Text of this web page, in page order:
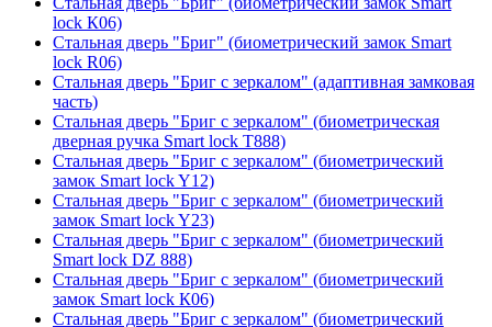
lock К06)
Стальная дверь "Бриг" (биометрический замок Smart
lock R06)
Стальная дверь "Бриг с зеркалом" (адаптивная замковая
часть)
Стальная дверь "Бриг с зеркалом" (биометрическая
дверная ручка Smart lock T888)
Стальная дверь "Бриг с зеркалом" (биометрический
замок Smart lock Y12)
Стальная дверь "Бриг с зеркалом" (биометрический
замок Smart lock Y23)
Стальная дверь "Бриг с зеркалом" (биометрический
Smart lock DZ 888)
Стальная дверь "Бриг с зеркалом" (биометрический
замок Smart lock К06)
Стальная дверь "Бриг с зеркалом" (биометрический